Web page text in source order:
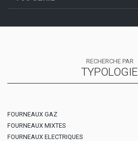
RECHERCHE PAR
TYPOLOGIE
FOURNEAUX GAZ
FOURNEAUX MIXTES
FOURNEAUX ELECTRIQUES